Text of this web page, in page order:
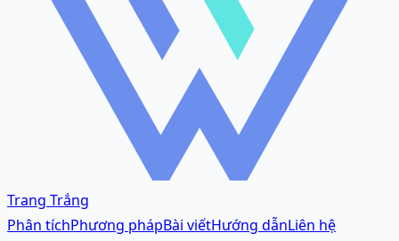
Trang Trắng
Phân tíchPhương phápBài viếtHướng dẫnLiên hệ